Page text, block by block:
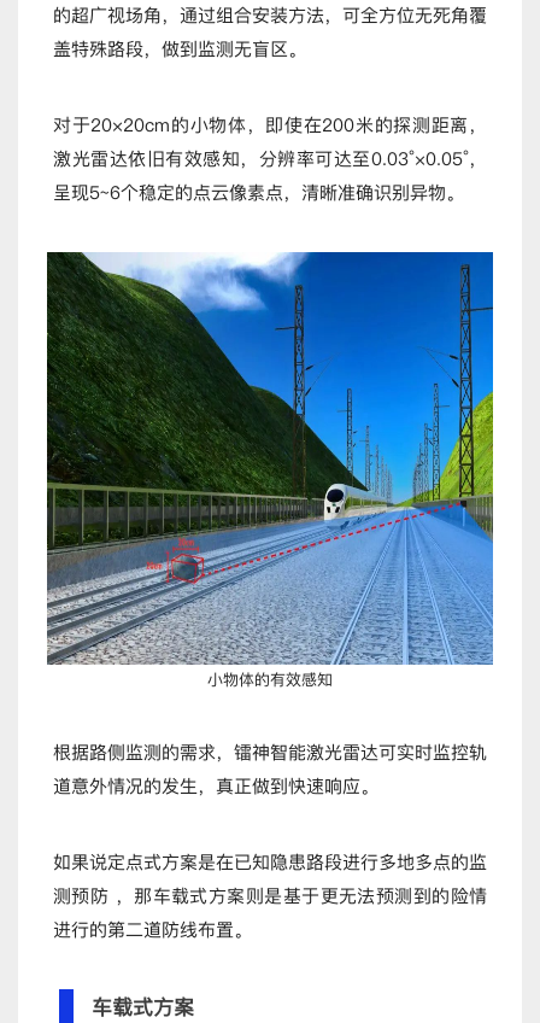
的超广视场角，通过组合安装方法，可全方位无死角覆
盖特殊路段，做到监测无盲区。
对于20×20cm的小物体，即使在200米的探测距离，
激光雷达依旧有效感知，分辨率可达至0.03°×0.05°，
呈现5~6个稳定的点云像素点，清晰准确识别异物。
小物体的有效感知
根据路侧监测的需求，镭神智能激光雷达可实时监控轨
道意外情况的发生，真正做到快速响应。
如果说定点式方案是在已知隐患路段进行多地多点的监
测预防 ，那车载式方案则是基于更无法预测到的险情
进行的第二道防线布置。
车载式方案